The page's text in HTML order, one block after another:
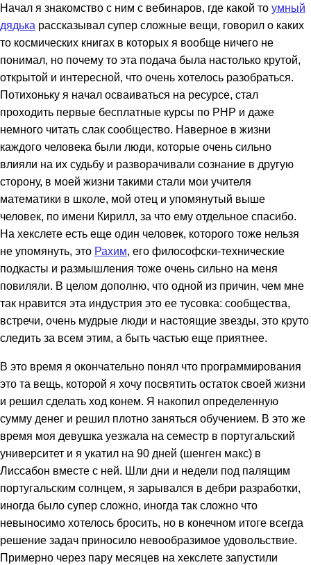
Начал я знакомство с ним с вебинаров, где какой то умный
дядька рассказывал супер сложные вещи, говорил о каких
то космических книгах в которых я вообще ничего не
понимал, но почему то эта подача была настолько крутой,
открытой и интересной, что очень хотелось разобраться.
Потихоньку я начал осваиваться на ресурсе, стал
проходить первые бесплатные курсы по PHP и даже
немного читать слак сообщество. Наверное в жизни
каждого человека были люди, которые очень сильно
влияли на их судьбу и разворачивали сознание в другую
сторону, в моей жизни такими стали мои учителя
математики в школе, мой отец и упомянутый выше
человек, по имени Кирилл, за что ему отдельное спасибо.
На хекслете есть еще один человек, которого тоже нельзя
не упомянуть, это Рахим, его философски-технические
подкасты и размышления тоже очень сильно на меня
повиляли. В целом дополню, что одной из причин, чем мне
так нравится эта индустрия это ее тусовка: сообщества,
встречи, очень мудрые люди и настоящие звезды, это круто
следить за всем этим, а быть частью еще приятнее.
В это время я окончательно понял что программирования
это та вещь, которой я хочу посвятить остаток своей жизни
и решил сделать ход конем. Я накопил определенную
сумму денег и решил плотно заняться обучением. В это же
время моя девушка уезжала на семестр в португальский
университет и я укатил на 90 дней (шенген макс) в
Лиссабон вместе с ней. Шли дни и недели под палящим
португальским солнцем, я зарывался в дебри разработки,
иногда было супер сложно, иногда так сложно что
невыносимо хотелось бросить, но в конечном итоге всегда
решение задач приносило невообразимое удовольствие.
Примерно через пару месяцев на хекслете запустили